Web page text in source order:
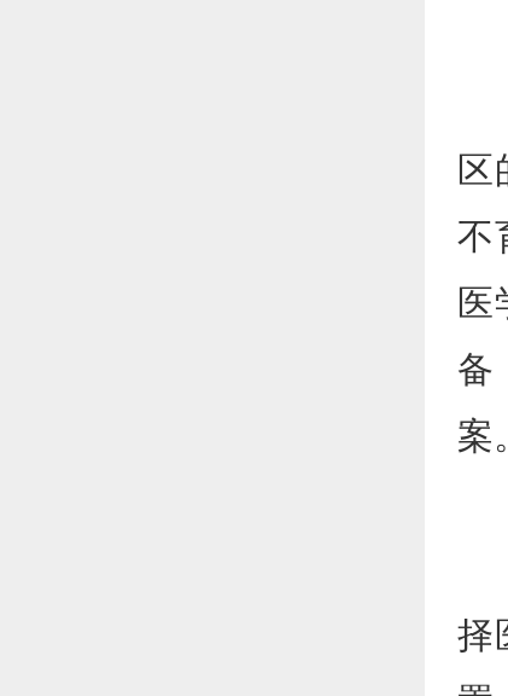
区
不
医
备
案
择